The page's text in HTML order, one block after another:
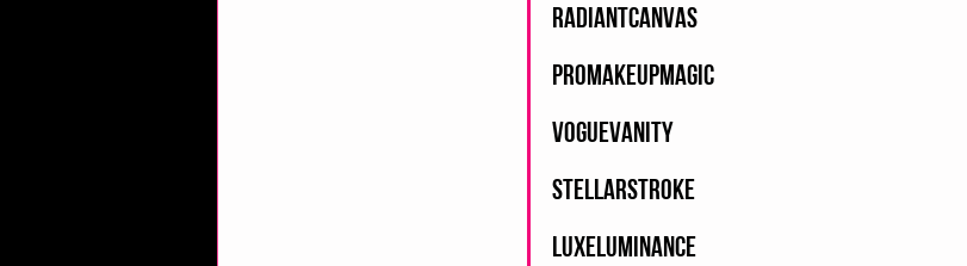
RadiantCanvas
ProMakeupMagic
VogueVanity
StellarStroke
LuxeLuminance